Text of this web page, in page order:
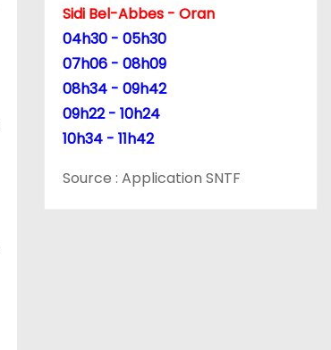
Sidi Bel-Abbes - Oran
04h30 - 05h30
07h06 - 08h09
08h34 - 09h42
09h22 - 10h24
10h34 - 11h42
Source : Application SNTF